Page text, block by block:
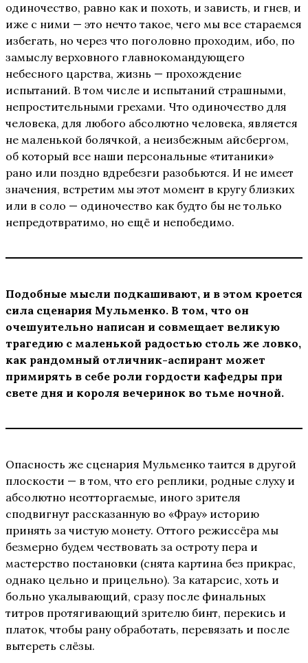
одиночество, равно как и похоть, и зависть, и гнев, и
иже с ними — это нечто такое, чего мы все стараемся
избегать, но через что поголовно проходим, ибо, по
замыслу верховного главнокомандующего
небесного царства, жизнь — прохождение
испытаний. В том числе и испытаний страшными,
непростительными грехами. Что одиночество для
человека, для любого абсолютно человека, является
не маленькой болячкой, а неизбежным айсбергом,
об который все наши персональные «титаники»
рано или поздно вдребезги разобьются. И не имеет
значения, встретим мы этот момент в кругу близких
или в соло — одиночество как будто бы не только
непредотвратимо, но ещё и непобедимо.
Подобные мысли подкашивают, и в этом кроется
сила сценария Мульменко. В том, что он
очешуительно написан и совмещает великую
трагедию с маленькой радостью столь же ловко,
как рандомный отличник-аспирант может
примирять в себе роли гордости кафедры при
свете дня и короля вечеринок во тьме ночной.
Опасность же сценария Мульменко таится в другой
плоскости — в том, что его реплики, родные слуху и
абсолютно неотторгаемые, иного зрителя
сподвигнут рассказанную во «Фрау» историю
принять за чистую монету. Оттого режиссёра мы
безмерно будем чествовать за остроту пера и
мастерство постановки (снята картина без прикрас,
однако цельно и прицельно). За катарсис, хоть и
больно укалывающий, сразу после финальных
титров протягивающий зрителю бинт, перекись и
платок, чтобы рану обработать, перевязать и после
вытереть слёзы.